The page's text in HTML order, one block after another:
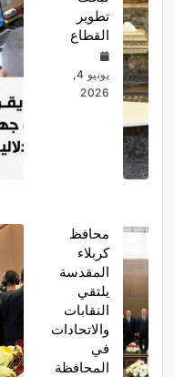
تطوير
القطاع
يونيو 4,
2026
محافظ
كربلاء
المقدسة
يلتقي
النقابات
والاتحادات
في
المحافظة